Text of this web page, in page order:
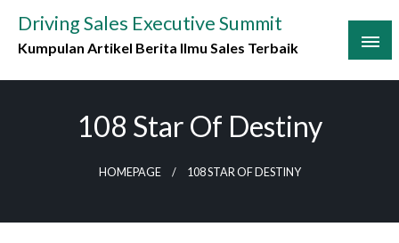
content
Driving Sales Executive Summit
Kumpulan Artikel Berita Ilmu Sales Terbaik
108 Star Of Destiny
HOMEPAGE 108 STAR OF DESTINY